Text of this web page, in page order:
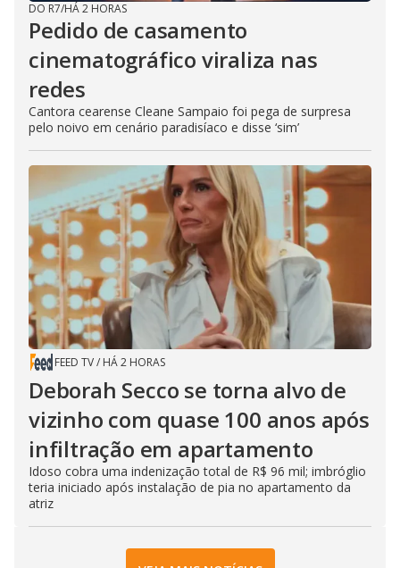
DO R7/HÁ 2 HORAS
Pedido de casamento
cinematográfico viraliza nas
redes
Cantora cearense Cleane Sampaio foi pega de surpresa
pelo noivo em cenário paradisíaco e disse ‘sim’
FEED TV/ HÁ 2 HORAS
Deborah Secco se torna alvo de
vizinho com quase 100 anos após
infiltração em apartamento
Idoso cobra uma indenização total de R$ 96 mil; imbróglio
teria iniciado após instalação de pia no apartamento da
atriz